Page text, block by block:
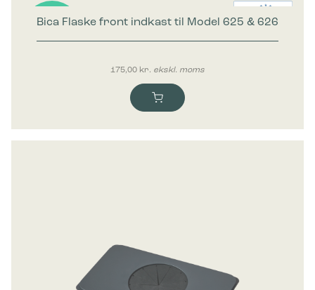
Bica Flaske front indkast til Model 625 & 626
175,00 kr. ekskl. moms